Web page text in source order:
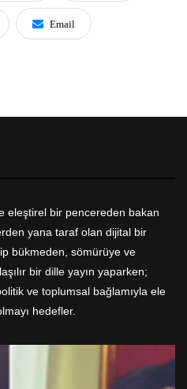
Email
eleştirel bir pencereden bakan
yana taraf olan dijital bir
bükmeden, sömürüye ve
bir dille yayın yaparken;
ve toplumsal bağlamıyla ele
hedefler.